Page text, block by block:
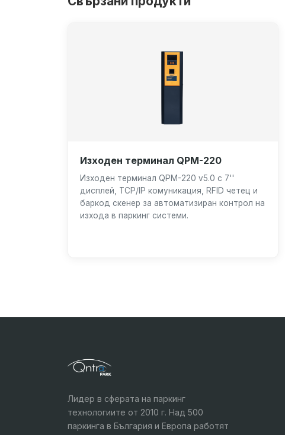
Изходен терминал QPM-220
Изходен терминал QPM-220 v5.0 с 7''
дисплей, TCP/IP комуникация, RFID четец и
баркод скенер за автоматизиран контрол на
изхода в паркинг системи.
Лидер в сферата на паркинг
технологиите от 2010 г. Над 500
паркинга в България и Европа работят